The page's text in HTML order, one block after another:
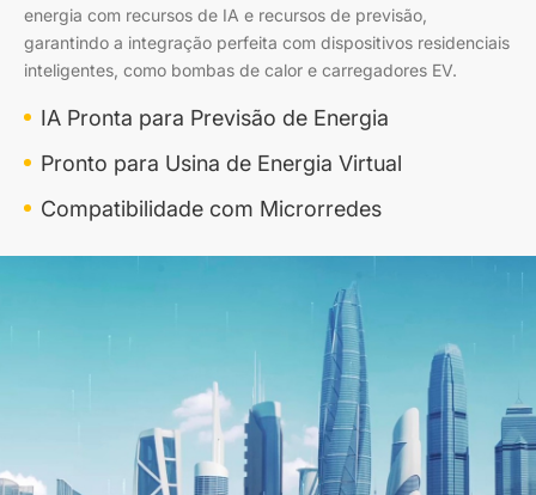
energia com recursos de IA e recursos de previsão,
garantindo a integração perfeita com dispositivos residenciais
inteligentes, como bombas de calor e carregadores EV.
IA Pronta para Previsão de Energia
Pronto para Usina de Energia Virtual
Compatibilidade com Microrredes